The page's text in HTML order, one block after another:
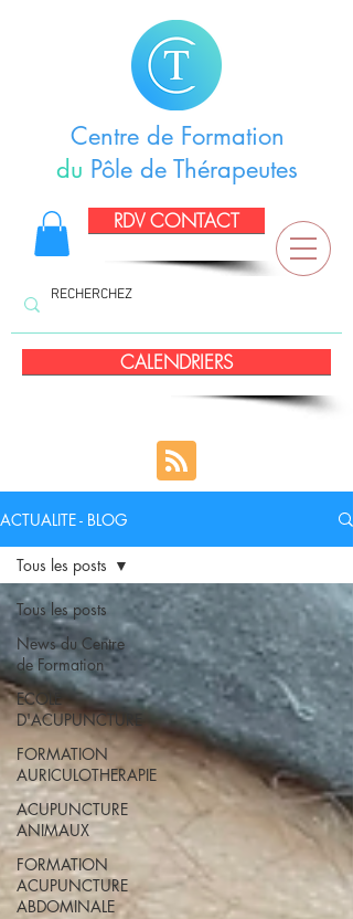
Centre de Formation
du Pôle de Thérapeutes
RDV CONTACT
CALENDRIERS
ACTUALITE - BLOG
Tous les posts
News du Centre
de Formation
ECOLE
D'ACUPUNCTURE
FORMATION
AURICULOTHERAPIE
ACUPUNCTURE
ANIMAUX
FORMATION
ACUPUNCTURE
ABDOMINALE
Tous les posts